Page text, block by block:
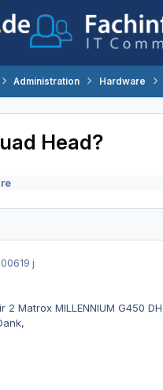
Administration Hardware
Head?
19 j
2 Matrox MILLENNIUM G450